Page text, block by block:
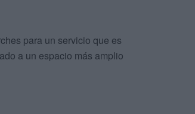
para un servicio que es
a un espacio más amplio